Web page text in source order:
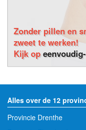
Zonder pillen en
zweet te werken!
Kijk op
Alles over de 12
Provincie Drenthe